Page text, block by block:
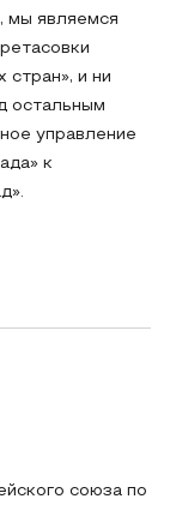
мы являемся
стран», и ни
остальным
управление
к
союза по